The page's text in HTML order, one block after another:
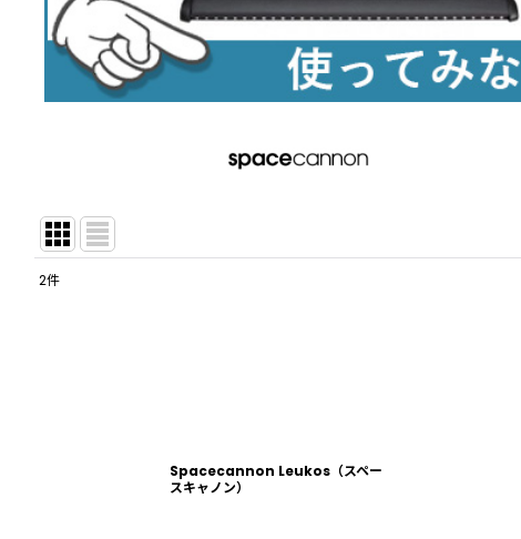
2件
Spacecannon Leukos（スペー
スキャノン）